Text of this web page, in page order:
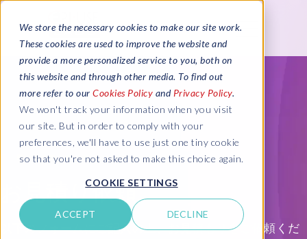
We store the necessary cookies to make our site work.
These cookies are used to improve the website and
provide a more personalized service to you, both on
this website and through other media. To find out
more refer to our Cookies Policy and Privacy Policy.
We won't track your information when you visit
our site. But in order to comply with your
preferences, we'll have to use just one tiny cookie
so that you're not asked to make this choice again.
COOKIE SETTINGS
ACCEPT DECLINE
お見積り依頼
以下のフォームにご記入の上、お見積もりをご依頼くだ